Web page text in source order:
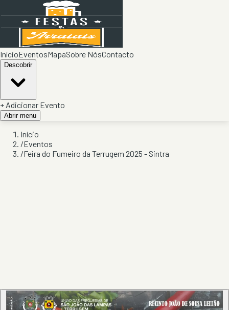
InícioEventosMapaSobre NósContacto
Descobrir
+ Adicionar Evento
Abrir menu
Início
/Eventos
/Feira do Fumeiro da Terrugem 2025 - Sintra